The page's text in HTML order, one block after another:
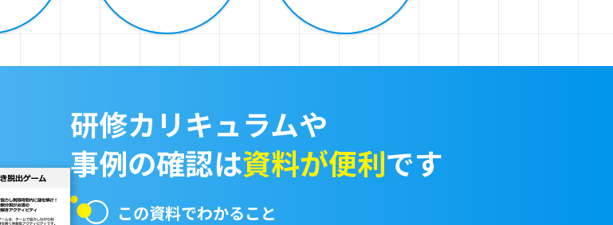
研修カリキュラムや
事例の確認は資料が便利です
この資料でわかること